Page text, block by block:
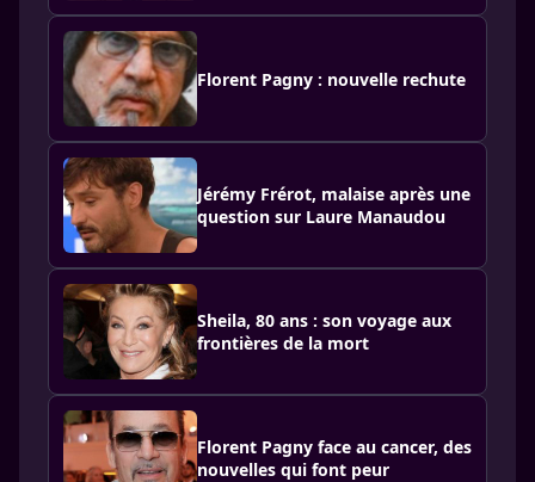
Florent Pagny : nouvelle rechute
Jérémy Frérot, malaise après une
question sur Laure Manaudou
Sheila, 80 ans : son voyage aux
frontières de la mort
Florent Pagny face au cancer, des
nouvelles qui font peur